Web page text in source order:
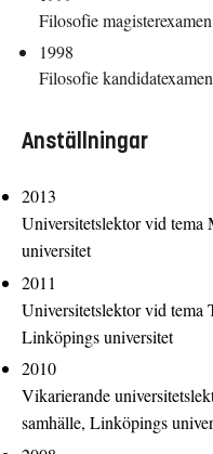
Filosofie
1998
Filosofie
Anställningar
2013
Universitetslektor vid
universitet
2011
Universitetslektor vid tema
Linköpings universitet
2010
Vikarierande
samhälle, Linköpings